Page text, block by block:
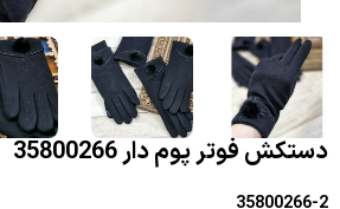
دستکش فوتر پوم دار 35800266
35800266-2